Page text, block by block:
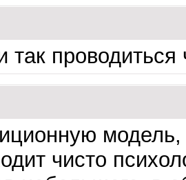
так
модель,
чисто